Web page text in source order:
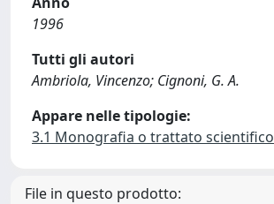
1996
Tutti gli autori
Ambriola, Vincenzo; Cignoni, G. A.
Appare nelle tipologie:
3.1 Monografia o trattato scientifico
File in questo prodotto: